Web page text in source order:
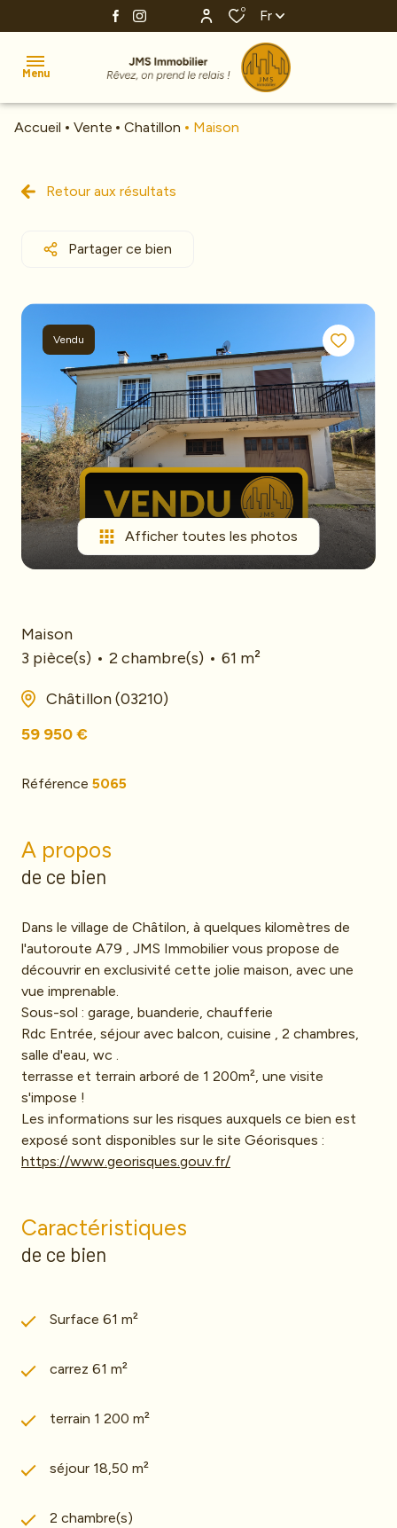
0 Fr
Menu
Ventes
Investissement
Alerte
mail
Le
Saviez-
vous
Contact
Accueil Vente Chatillon Maison
Retour aux résultats
Partager ce bien
Vendu
Afficher toutes les photos
Maison
3 pièce(s)
2 chambre(s) 61 m²
Châtillon (03210)
59 950 €
Référence 5065
A propos
de ce bien
Dans le village de Châtilon, à quelques kilomètres de
l'autoroute A79 , JMS Immobilier vous propose de
découvrir en exclusivité cette jolie maison, avec une
vue imprenable.
Sous-sol : garage, buanderie, chaufferie
Rdc Entrée, séjour avec balcon, cuisine , 2 chambres,
salle d'eau, wc .
terrasse et terrain arboré de 1 200m², une visite
s'impose !
Les informations sur les risques auxquels ce bien est
exposé sont disponibles sur le site Géorisques :
https://www.georisques.gouv.fr/
Caractéristiques
de ce bien
Surface 61 m²
carrez 61 m²
terrain 1 200 m²
séjour 18,50 m²
2 chambre(s)